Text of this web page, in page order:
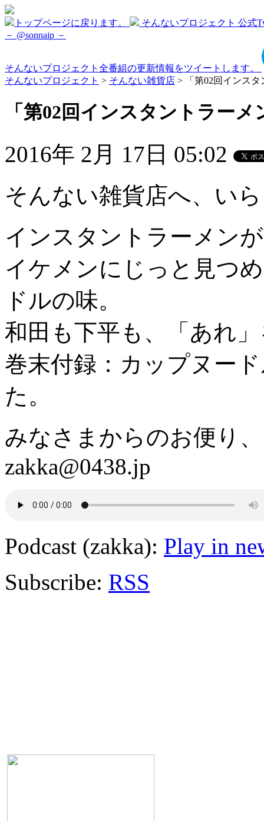
トップページに戻ります。
そんないプロジェクト 公式
－ @sonnaip －
そんないプロジェクト全番組の更新情報をツイートします。
そんないプロジェクト > そんない雑貨店 > 「第02回インスタ
「第02回インスタントラー
2016年 2月 17日 05:02
そんない雑貨店へ、い
インスタントラーメン
イケメンにじっと見つ
ドルの味。
和田も下平も、「あれ
巻末付録：カップヌー
た。
みなさまからのお便り
zakka@0438.jp
Podcast (zakka): Play in
Subscribe: RSS